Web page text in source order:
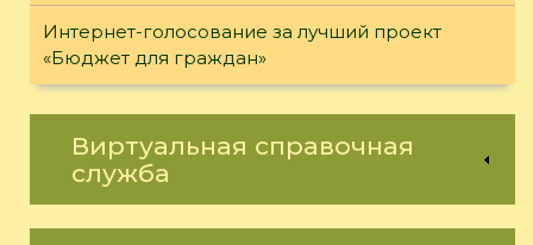
Интернет-голосование за лучший проект
«Бюджет для граждан»
Виртуальная справочная
служба